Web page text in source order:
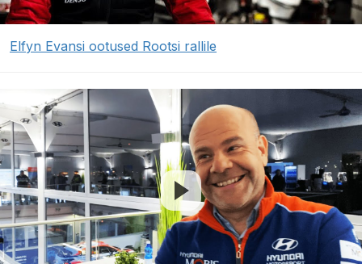
Elfyn Evansi ootused Rootsi rallile